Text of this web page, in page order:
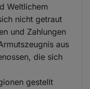
Weltlichem
nicht getraut
und Zahlungen
aus
die sich
gestellt